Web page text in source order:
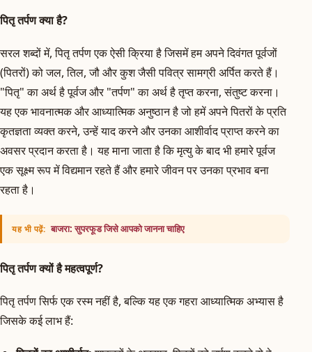
पितृ तर्पण क्या है?
सरल शब्दों में, पितृ तर्पण एक ऐसी क्रिया है जिसमें हम अपने दिवंगत पूर्वजों
(पितरों) को जल, तिल, जौ और कुश जैसी पवित्र सामग्री अर्पित करते हैं।
"पितृ" का अर्थ है पूर्वज और "तर्पण" का अर्थ है तृप्त करना, संतुष्ट करना।
यह एक भावनात्मक और आध्यात्मिक अनुष्ठान है जो हमें अपने पितरों के प्रति
कृतज्ञता व्यक्त करने, उन्हें याद करने और उनका आशीर्वाद प्राप्त करने का
अवसर प्रदान करता है। यह माना जाता है कि मृत्यु के बाद भी हमारे पूर्वज
एक सूक्ष्म रूप में विद्यमान रहते हैं और हमारे जीवन पर उनका प्रभाव बना
रहता है।
यह भी पढ़ें: बाजरा: सुपरफूड जिसे आपको जानना चाहिए
पितृ तर्पण क्यों है महत्वपूर्ण?
पितृ तर्पण सिर्फ एक रस्म नहीं है, बल्कि यह एक गहरा आध्यात्मिक अभ्यास है
जिसके कई लाभ हैं: